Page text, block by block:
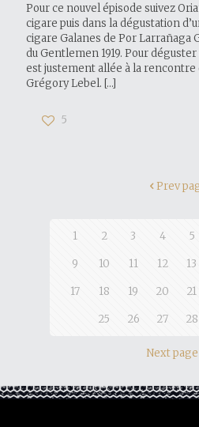
Pour ce nouvel épisode suivez
cigare puis dans la dégustation
cigare Galanes de Por Larrañaga
du Gentlemen 1919. Pour
est justement allée à la rencontre
Grégory Lebel. […]
5
Prev
1 2 3 4 5
9 10 11 12 13
17 18 19 20 21
25 26 27 28
Next page